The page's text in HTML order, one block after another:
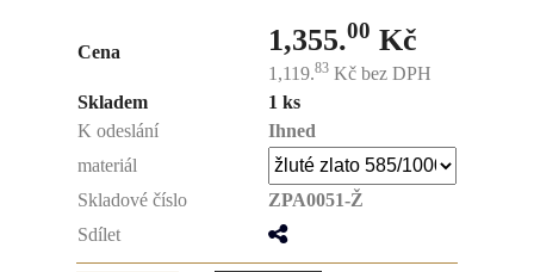
Cena 1,355.00 Kč
1,119.83 Kč bez DPH
Skladem
1 ks
K odeslání
Ihned
materiál
Skladové číslo
ZPA0051-Ž
Sdílet